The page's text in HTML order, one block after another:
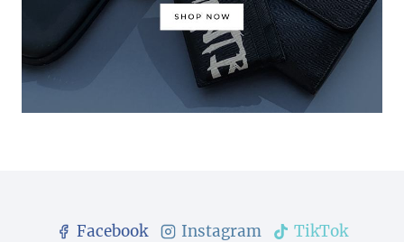
Facebook Instagram
TikTok